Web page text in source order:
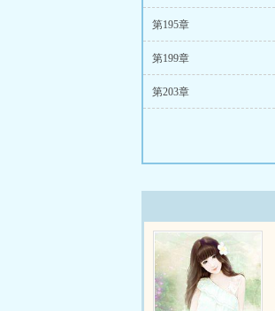
第195章
第199章
第203章